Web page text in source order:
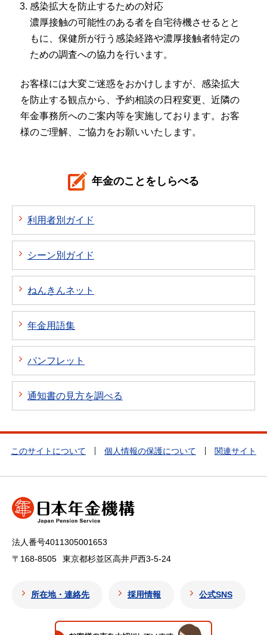
感染拡大を防止するための対応
濃厚接触の可能性のある者を自宅待機させるとと
もに、保健所が行う感染経路や濃厚接触者特定の
ための調査への協力を行います。
お客様には大変ご迷惑をおかけしますが、感染拡大
を防止する観点から、予約相談の日程変更、近隣の
年金事務所へのご案内等を実施しております。お客
様のご理解、ご協力をお願いいたします。
年金のことをしらべる
利用者別ガイド
シーン別ガイド
ねんきんネット
年金用語集
パンフレット
通知書の見方を調べる
このサイトについて 個人情報の保護について 関連サイト
法人番号4011305001653
〒168-8505
東京都杉並区高井戸西3-5-24
所在地・連絡先 採用情報 公式SNS